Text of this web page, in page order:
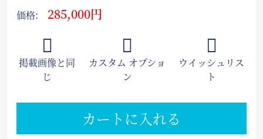
価格: 285,000円
掲載画像と同
じ
カスタム オプショ
ン
ウイッシュリス
ト
カートに入れる